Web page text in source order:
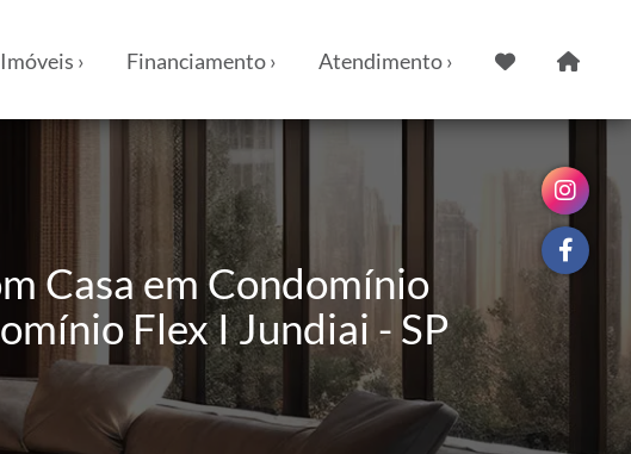
Imóveis › Financiamento › Atendimento ›
Casa em Condomínio
Flex I Jundiai - SP